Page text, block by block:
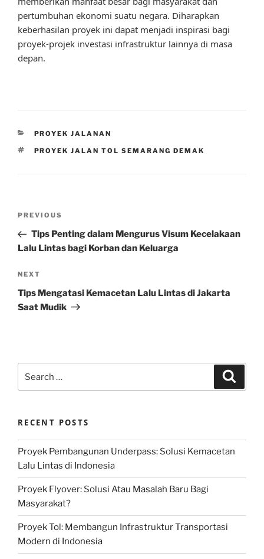
pertumbuhan ekonomi suatu negara. Diharapkan
keberhasilan proyek ini dapat menjadi inspirasi bagi
proyek-projek investasi infrastruktur lainnya di masa
depan.
CATEGORIES
PROYEK JALANAN
TAGS
PROYEK JALAN TOL SEMARANG DEMAK
Previous
Post
PREVIOUS
Tips Penting dalam Mengurus Visum Kecelakaan
Lalu Lintas bagi Korban dan Keluarga
Next
Post
NEXT
Tips Mengatasi Kemacetan Lalu Lintas di Jakarta
Saat Mudik
for:
RECENT POSTS
Proyek Pembangunan Underpass: Solusi Kemacetan
Lalu Lintas di Indonesia
Proyek Flyover: Solusi Atau Masalah Baru Bagi
Masyarakat?
Proyek Tol: Membangun Infrastruktur Transportasi
Modern di Indonesia